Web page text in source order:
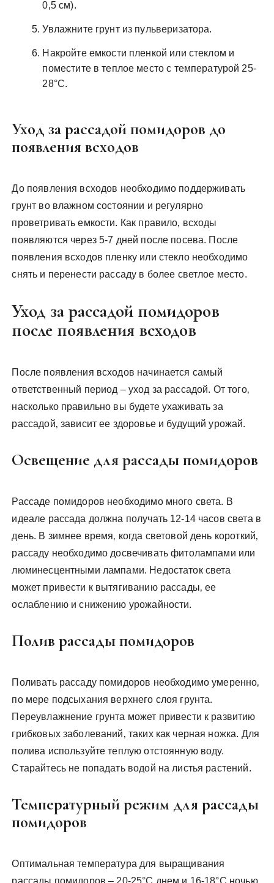
0‚5 см).
Увлажните грунт из пульверизатора.
Накройте емкости пленкой или стеклом и
поместите в теплое место с температурой 25-
28°C.
Уход за рассадой помидоров до
появления всходов
До появления всходов необходимо поддерживать
грунт во влажном состоянии и регулярно
проветривать емкости. Как правило‚ всходы
появляются через 5-7 дней после посева. После
появления всходов пленку или стекло необходимо
снять и перенести рассаду в более светлое место.
Уход за рассадой помидоров
после появления всходов
После появления всходов начинается самый
ответственный период – уход за рассадой. От того‚
насколько правильно вы будете ухаживать за
рассадой‚ зависит ее здоровье и будущий урожай.
Освещение для рассады помидоров
Рассаде помидоров необходимо много света. В
идеале рассада должна получать 12-14 часов света в
день. В зимнее время‚ когда световой день короткий‚
рассаду необходимо досвечивать фитолампами или
люминесцентными лампами. Недостаток света
может привести к вытягиванию рассады‚ ее
ослаблению и снижению урожайности.
Полив рассады помидоров
Поливать рассаду помидоров необходимо умеренно‚
по мере подсыхания верхнего слоя грунта.
Переувлажнение грунта может привести к развитию
грибковых заболеваний‚ таких как черная ножка. Для
полива используйте теплую отстоянную воду.
Старайтесь не попадать водой на листья растений.
Температурный режим для рассады
помидоров
Оптимальная температура для выращивания
рассады помидоров – 20-25°C днем и 16-18°C ночью.